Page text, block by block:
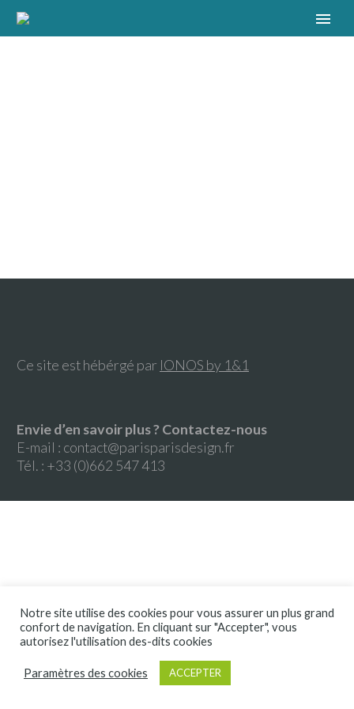
Ce site est hébérgé par IONOS by 1&1
Envie d’en savoir plus ? Contactez-nous
E-mail : contact@parisparisdesign.fr
Tél. : +33 (0)662 547 413
Notre site utilise des cookies pour vous assurer un plus grand
confort de navigation. En cliquant sur "Accepter", vous
autorisez l'utilisation des-dits cookies
Paramètres des cookies ACCEPTER